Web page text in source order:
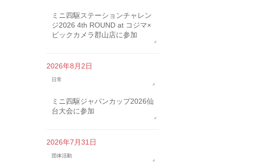
ミニ四駆ステーションチャレン
ジ2026 4th ROUND at コジマ×
ビックカメラ郡山店に参加
2026年8月2日
日常
ミニ四駆ジャパンカップ2026仙
台大会に参加
2026年7月31日
団体活動